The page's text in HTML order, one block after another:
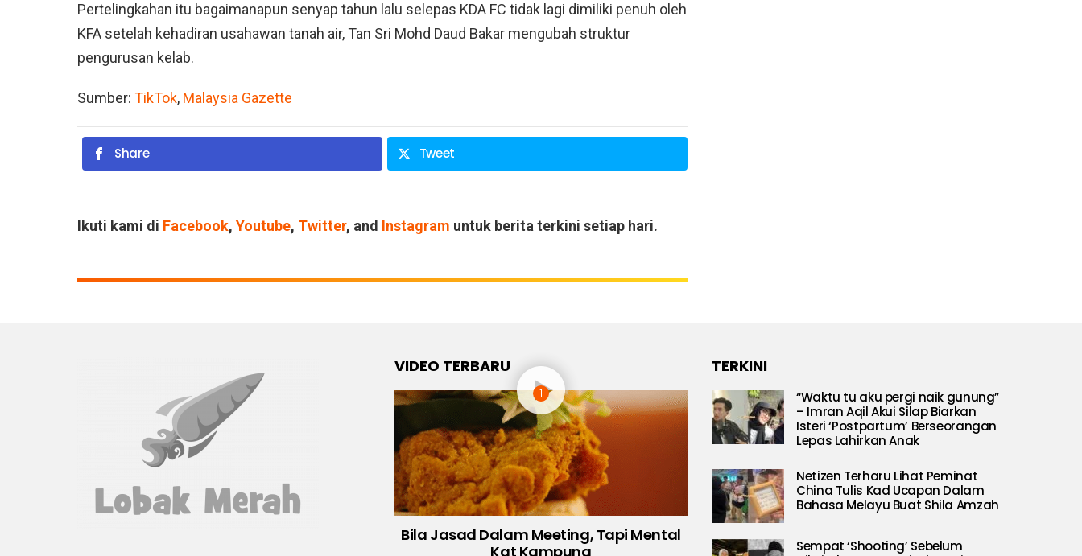
Pertelingkahan itu bagaimanapun senyap tahun lalu selepas KDA FC tidak lagi dimiliki penuh oleh
KFA setelah kehadiran usahawan tanah air, Tan Sri Mohd Daud Bakar mengubah struktur
pengurusan kelab.
Sumber: TikTok, Malaysia Gazette
Share Tweet
Ikuti kami di Facebook, Youtube, Twitter, and Instagram untuk berita terkini setiap hari.
VIDEO TERBARU
Bila Jasad Dalam Meeting, Tapi Mental
Kat Kampung
TERKINI
“Waktu tu aku pergi naik gunung”
– Imran Aqil Akui Silap Biarkan
Isteri ‘Postpartum’ Berseorangan
Lepas Lahirkan Anak
Netizen Terharu Lihat Peminat
China Tulis Kad Ucapan Dalam
Bahasa Melayu Buat Shila Amzah
Sempat ‘Shooting’ Sebelum